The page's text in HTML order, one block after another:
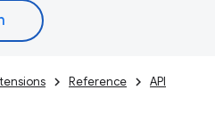
Reference API